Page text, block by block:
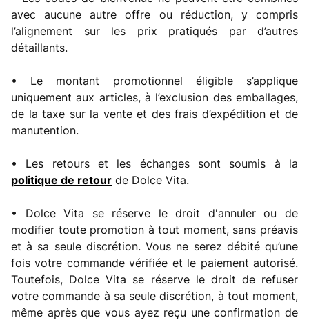
avec aucune autre offre ou réduction, y compris
l’alignement sur les prix pratiqués par d’autres
détaillants.
• Le montant promotionnel éligible s’applique
uniquement aux articles, à l’exclusion des emballages,
de la taxe sur la vente et des frais d’expédition et de
manutention.
• Les retours et les échanges sont soumis à la
politique de retour de Dolce Vita.
• Dolce Vita se réserve le droit d'annuler ou de
modifier toute promotion à tout moment, sans préavis
et à sa seule discrétion. Vous ne serez débité qu’une
fois votre commande vérifiée et le paiement autorisé.
Toutefois, Dolce Vita se réserve le droit de refuser
votre commande à sa seule discrétion, à tout moment,
même après que vous ayez reçu une confirmation de